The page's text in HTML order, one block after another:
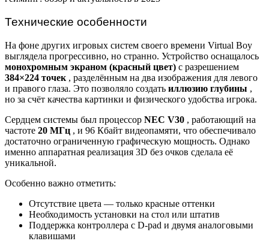
Технические особенности
На фоне других игровых систем своего времени Virtual Boy
выглядела прогрессивно, но странно. Устройство оснащалось
монохромным экраном (красный цвет) с разрешением
384×224 точек , разделённым на два изображения для левого
и правого глаза. Это позволяло создать иллюзию глубины ,
но за счёт качества картинки и физического удобства игрока.
Сердцем системы был процессор NEC V30 , работающий на
частоте 20 МГц , и 96 Кбайт видеопамяти, что обеспечивало
достаточно ограниченную графическую мощность. Однако
именно аппаратная реализация 3D без очков сделала её
уникальной.
Особенно важно отметить:
Отсутствие цвета — только красные оттенки
Необходимость установки на стол или штатив
Поддержка контроллера с D-pad и двумя аналоговыми
клавишами